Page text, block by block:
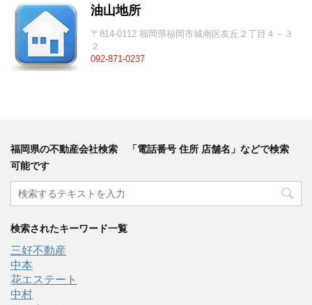
油山地所
〒814-0112 福岡県福岡市城南区友丘２丁目４－３
２
092-871-0237
福岡県の不動産会社検索 「電話番号 住所 店舗名」などで検索
可能です
検索されたキーワード一覧
三好不動産
中本
花エステート
中村